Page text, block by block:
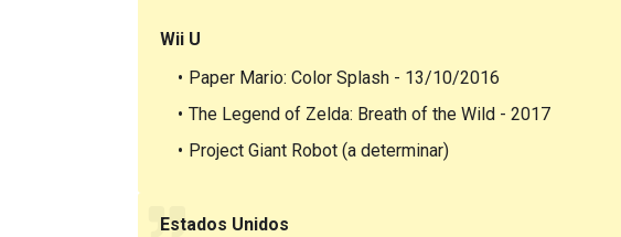
Wii U
Paper Mario: Color Splash - 13/10/2016
The Legend of Zelda: Breath of the Wild - 2017
Project Giant Robot (a determinar)
Estados Unidos